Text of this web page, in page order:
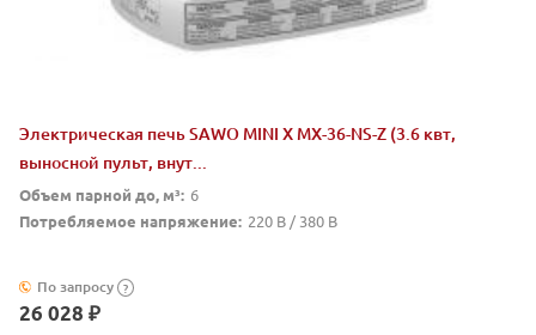
Электрическая печь SAWO MINI X MX-36-NS-Z (3.6 квт,
выносной пульт, внут...
Объем парной до, м³: 6
Потребляемое напряжение: 220 В / 380 В
По запросу ?
26 028 ₽